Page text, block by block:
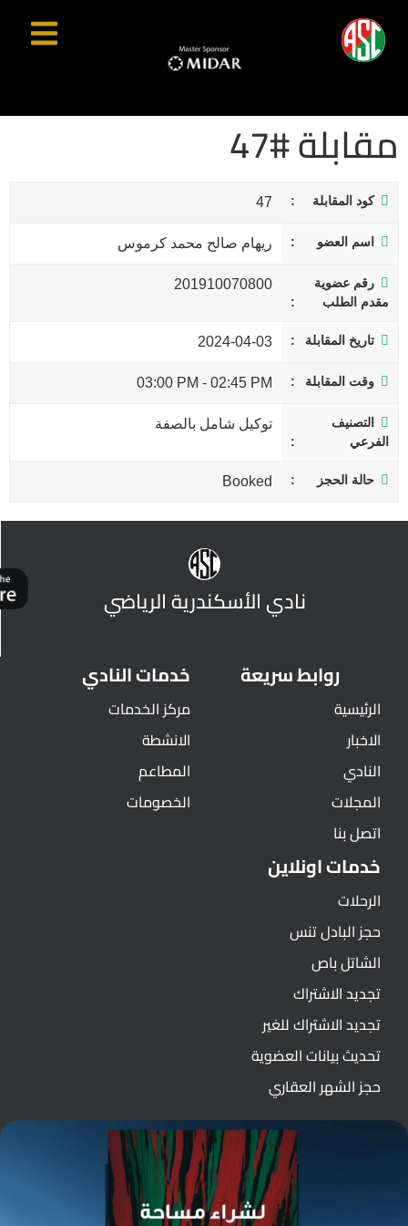
مقابلة #47
كود المقابلة 47
اسم العضو ريهام صالح محمد كرموس
رقم عضوية
مقدم الطلب
201910070800
تاريخ المقابلة 2024-04-03
وقت المقابلة 02:45 PM
-
03:00 PM
التصنيف
الفرعي
توكيل شامل بالصفة
حالة الحجز Booked
نادي الأسكندرية الرياضي
روابط سريعة
الرئيسية
الاخبار
النادي
المجلات
اتصل بنا
خدمات النادي
مركز الخدمات
الانشطة
المطاعم
الخصومات
خدمات اونلاين
الرحلات
حجز البادل تنس
الشاتل باص
تجديد الاشتراك
تجديد الاشتراك للغير
تحديث بيانات العضوية
حجز الشهر العقاري